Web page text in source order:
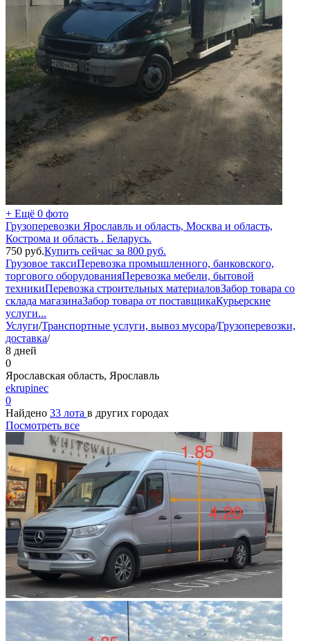
+ Ещё 0 фото
Грузоперевозки Ярославль и область, Москва и область,
Кострома и область . Беларусь.
750 руб.Купить сейчас за 800 руб.
Грузовое таксиПеревозка промышленного, банковского,
торгового оборудованияПеревозка мебели, бытовой
техникиПеревозка строительных материаловЗабор товара со
склада магазинаЗабор товара от поставщикаКурьерские
услуги...
Услуги/Транспортные услуги, вывоз мусора/Грузоперевозки,
доставка/
8 дней
0
Ярославская область, Ярославль
ekrupinec
0
Найдено 33 лота в других городах
Посмотреть все